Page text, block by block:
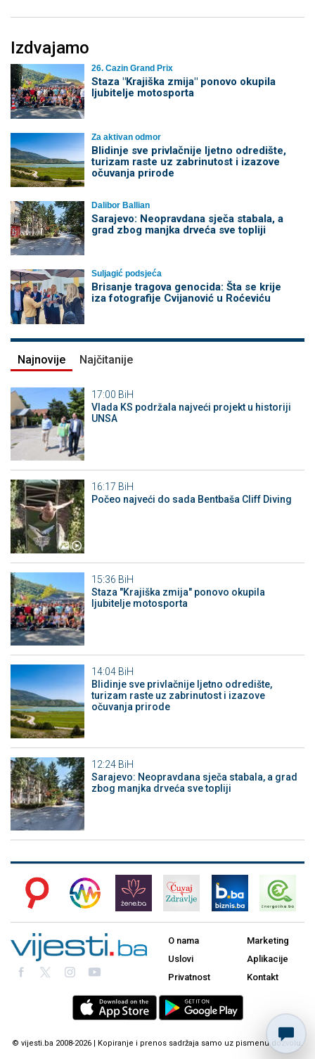
Izdvajamo
26. Cazin Grand Prix
Staza "Krajiška zmija" ponovo okupila
ljubitelje motosporta
Za aktivan odmor
Blidinje sve privlačnije ljetno odredište,
turizam raste uz zabrinutost i izazove
očuvanja prirode
Dalibor Ballian
Sarajevo: Neopravdana sječa stabala, a
grad zbog manjka drveća sve topliji
Suljagić podsjeća
Brisanje tragova genocida: Šta se krije
iza fotografije Cvijanović u Roćeviću
Najnovije Najčitanije
17:00 BiH
Vlada KS podržala najveći projekt u historiji
UNSA
16:17 BiH
Počeo najveći do sada Bentbaša Cliff Diving
15:36 BiH
Staza "Krajiška zmija" ponovo okupila
ljubitelje motosporta
14:04 BiH
Blidinje sve privlačnije ljetno odredište,
turizam raste uz zabrinutost i izazove
očuvanja prirode
12:24 BiH
Sarajevo: Neopravdana sječa stabala, a grad
zbog manjka drveća sve topliji
O nama
Uslovi
Privatnost
Marketing
Aplikacije
Kontakt
© vijesti.ba 2008-2026 | Kopiranje i prenos sadržaja samo uz pismenu dozvolu.